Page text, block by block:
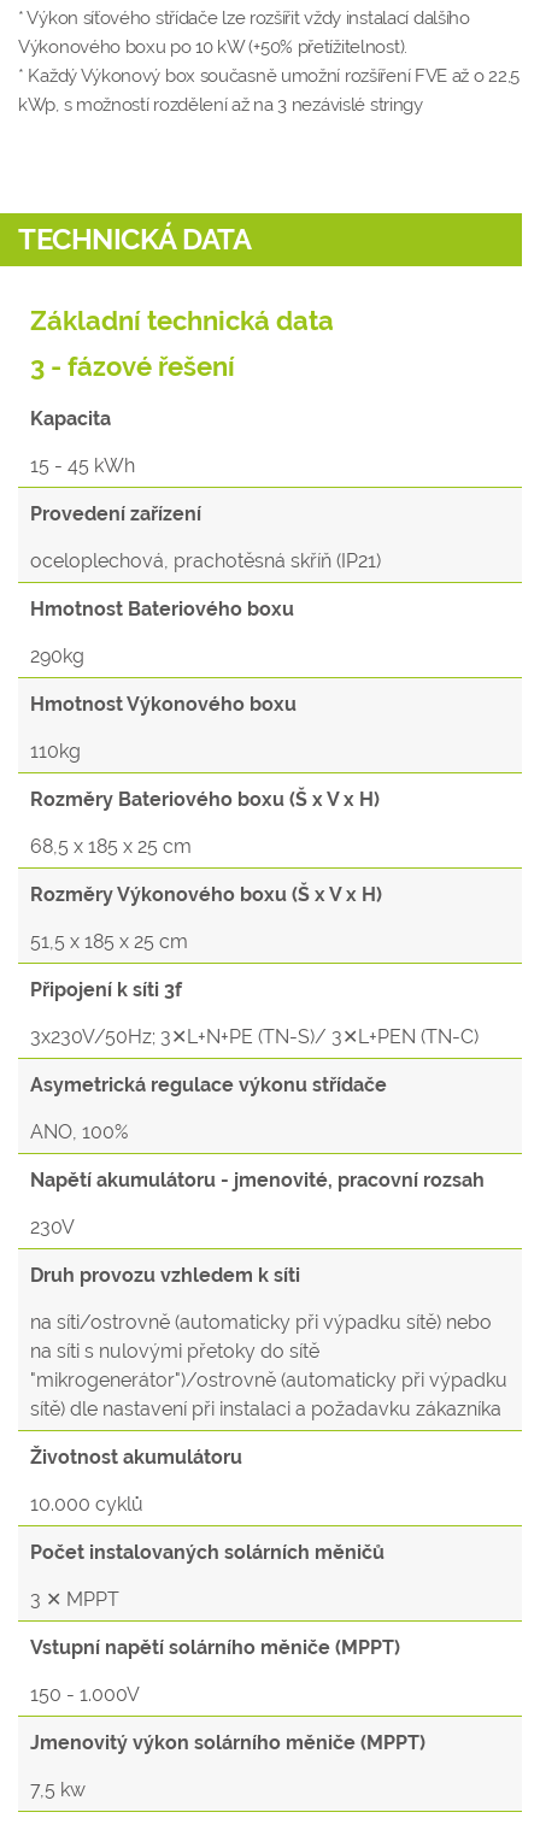
* Výkon síťového střídače lze rozšířit vždy instalací dalšího
Výkonového boxu po 10 kW (+50% přetížitelnost).
* Každý Výkonový box současně umožní rozšíření FVE až o 22,5
kWp, s možností rozdělení až na 3 nezávislé stringy
TECHNICKÁ DATA
Základní technická data
3 - fázové řešení
Kapacita
15 - 45 kWh
Provedení zařízení
oceloplechová, prachotěsná skříň (IP21)
Hmotnost Bateriového boxu
290kg
Hmotnost Výkonového boxu
110kg
Rozměry Bateriového boxu (Š x V x H)
68,5 x 185 x 25 cm
Rozměry Výkonového boxu (Š x V x H)
51,5 x 185 x 25 cm
Připojení k síti 3f
3x230V/50Hz; 3✕L+N+PE (TN-S)/ 3✕L+PEN (TN-C)
Asymetrická regulace výkonu střídače
ANO, 100%
Napětí akumulátoru - jmenovité, pracovní rozsah
230V
Druh provozu vzhledem k síti
na síti/ostrovně (automaticky při výpadku sítě) nebo
na síti s nulovými přetoky do sítě
"mikrogenerátor")/ostrovně (automaticky při výpadku
sítě) dle nastavení při instalaci a požadavku zákazníka
Životnost akumulátoru
10.000 cyklů
Počet instalovaných solárních měničů
3 ✕ MPPT
Vstupní napětí solárního měniče (MPPT)
150 - 1.000V
Jmenovitý výkon solárního měniče (MPPT)
7,5 kw